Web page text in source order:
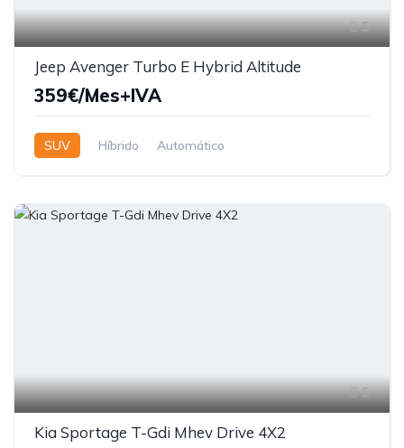
5
Jeep Avenger Turbo E Hybrid Altitude
359€/Mes+IVA
SUV Híbrido Automático
5
Kia Sportage T-Gdi Mhev Drive 4X2